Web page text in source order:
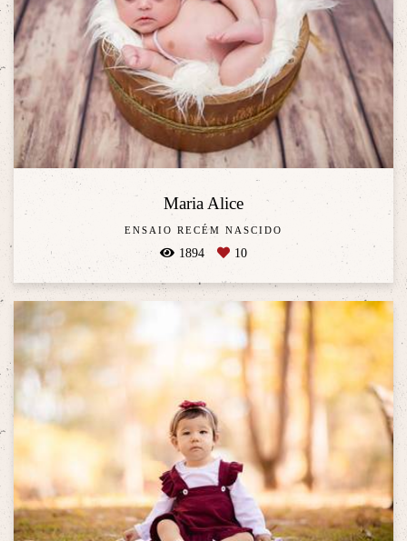
Maria Alice
ENSAIO RECÉM NASCIDO
1894 10